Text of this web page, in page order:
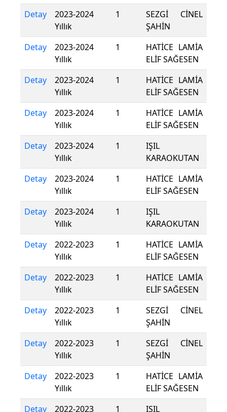
Detay
2023-2024
Yıllık
1
SEZGİ CİNEL
ŞAHİN
Detay
2023-2024
Yıllık
1
HATİCE LAMİA
ELİF SAĞESEN
Detay
2023-2024
Yıllık
1
HATİCE LAMİA
ELİF SAĞESEN
Detay
2023-2024
Yıllık
1
HATİCE LAMİA
ELİF SAĞESEN
Detay
2023-2024
Yıllık
1
IŞIL
KARAOKUTAN
Detay
2023-2024
Yıllık
1
HATİCE LAMİA
ELİF SAĞESEN
Detay
2023-2024
Yıllık
1
IŞIL
KARAOKUTAN
Detay
2022-2023
Yıllık
1
HATİCE LAMİA
ELİF SAĞESEN
Detay
2022-2023
Yıllık
1
HATİCE LAMİA
ELİF SAĞESEN
Detay
2022-2023
Yıllık
1
SEZGİ CİNEL
ŞAHİN
Detay
2022-2023
Yıllık
1
SEZGİ CİNEL
ŞAHİN
Detay
2022-2023
Yıllık
1
HATİCE LAMİA
ELİF SAĞESEN
Detay
2022-2023
1
IŞIL